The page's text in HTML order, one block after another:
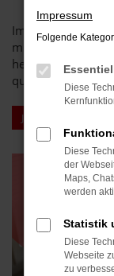
Immer mit einem
mit unserem
herausragenden
qualifizierte
JETZT
Impressum
Folgende
Diese
Diese
der
Maps,
werden
Statistik
Diese
Webseite
zu